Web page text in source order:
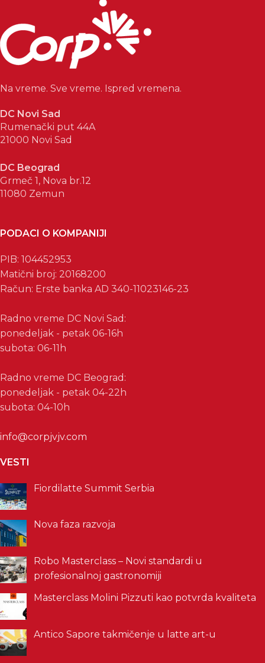
Na vreme. Sve vreme. Ispred vremena.
DC Novi Sad
Rumenački put 44A
21000 Novi Sad
DC Beograd
Grmeč 1, Nova br.12
11080 Zemun
PODACI O KOMPANIJI
PIB: 104452953
Matični broj: 20168200
Račun: Erste banka AD 340-11023146-23
Radno vreme DC Novi Sad:
ponedeljak - petak 06-16h
subota: 06-11h
Radno vreme DC Beograd:
ponedeljak - petak 04-22h
subota: 04-10h
info@corpjvjv.com
VESTI
Fiordilatte Summit Serbia
Nova faza razvoja
Robo Masterclass – Novi standardi u
profesionalnoj gastronomiji
Masterclass Molini Pizzuti kao potvrda kvaliteta
Antico Sapore takmičenje u latte art-u